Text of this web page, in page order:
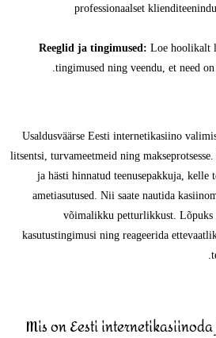
professionaalset
Reeglid ja tingimused: Loe hoolikalt
tingimused ning veendu, et need on
Usaldusväärse Eesti internetikasiino
litsentsi, turvameetmeid ning
ja hästi hinnatud teenusepakkuja, kelle
ametiasutused. Nii saate nautida
võimalikku petturlikkust.
kasutustingimusi ning reageerida
Mis on Eesti